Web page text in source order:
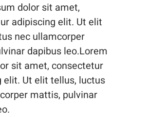
dolor sit amet,
adipiscing elit. Ut elit
nec ullamcorper
dapibus leo.Lorem
sit amet, consectetur
elit. Ut elit tellus, luctus
mattis, pulvinar